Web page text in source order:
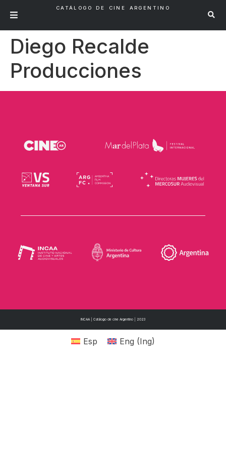
CATÁLOGO DE CINE ARGENTINO
Diego Recalde
Producciones
INCAA | Catálogo de cine Argentino | 2023
Esp Eng (Ing)